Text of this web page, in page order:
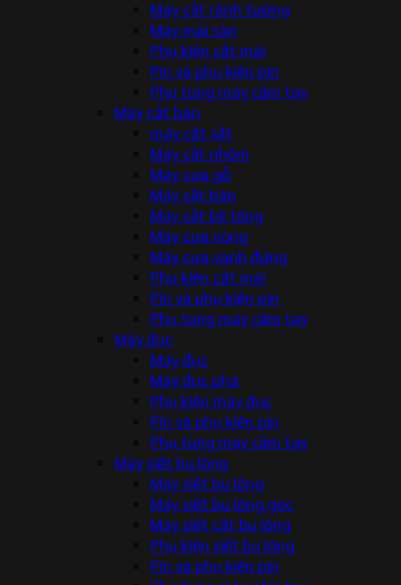
Máy cắt rãnh tường
Máy mài sàn
Phụ kiện cắt mài
Pin và phụ kiện pin
Phụ tùng máy cầm tay
Máy cắt bàn
máy cắt sắt
Máy cắt nhôm
Máy cưa gỗ
Máy cắt bàn
Máy cắt bê tông
Máy cưa vòng
Máy cưa vanh đứng
Phụ kiện cắt mài
Pin và phụ kiện pin
Phụ tùng máy cầm tay
Máy đục
Máy đục
Máy đục phá
Phụ kiện máy đục
Pin và phụ kiện pin
Phụ tùng máy cầm tay
Máy siết bu lông
Máy siết bu lông
Máy siết bu lông góc
Máy siết cắt bu lông
Phụ kiện siết bu lông
Pin và phụ kiện pin